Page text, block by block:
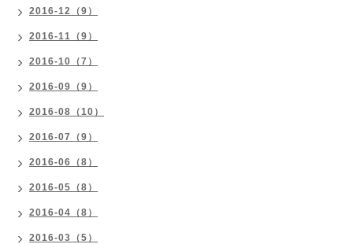
2016-12（9）
2016-11（9）
2016-10（7）
2016-09（9）
2016-08（10）
2016-07（9）
2016-06（8）
2016-05（8）
2016-04（8）
2016-03（5）